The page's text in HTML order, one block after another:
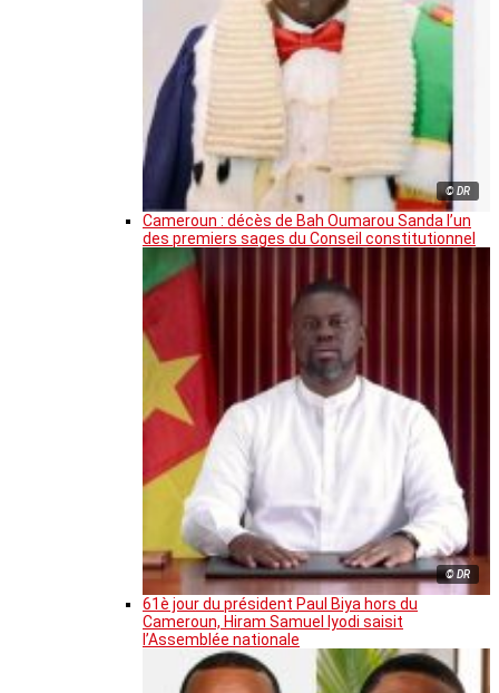
© DR
Cameroun : décès de Bah Oumarou Sanda l’un
des premiers sages du Conseil constitutionnel
© DR
61è jour du président Paul Biya hors du
Cameroun, Hiram Samuel Iyodi saisit
l’Assemblée nationale